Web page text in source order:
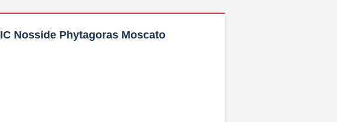
IC Nosside Phytagoras Moscato